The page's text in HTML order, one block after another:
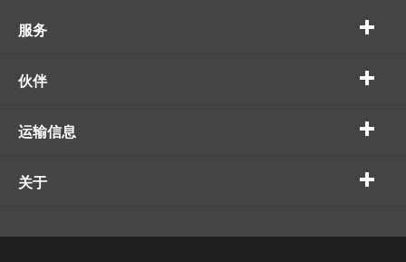
服务
伙伴
运输信息
关于